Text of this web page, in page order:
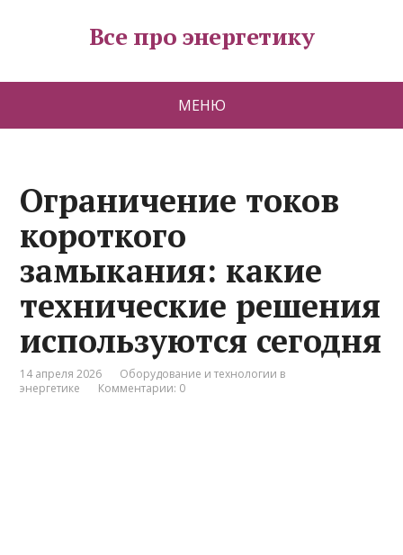
Все про энергетику
МЕНЮ
Ограничение токов
короткого
замыкания: какие
технические решения
используются сегодня
14 апреля 2026
Оборудование и технологии в
энергетике
Комментарии: 0